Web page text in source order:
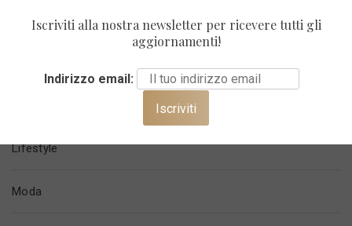
Finanza
Lifestyle
Moda
Iscriviti alla nostra newsletter per ricevere tutti gli
aggiornamenti!
Indirizzo email: